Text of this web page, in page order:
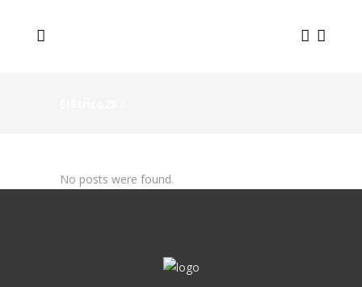
No posts were found.